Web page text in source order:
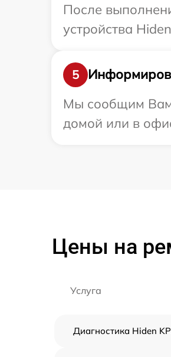
После
устройства
5
Мы сообщим Вам
домой или в
Цены на
Услуга
Диагностика Hiden